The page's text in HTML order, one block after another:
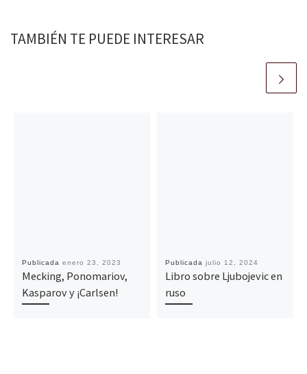
TAMBIÉN TE PUEDE INTERESAR
Publicada enero 23, 2023
Mecking, Ponomariov,
Kasparov y ¡Carlsen!
Publicada julio 12, 2024
Libro sobre Ljubojevic en
ruso